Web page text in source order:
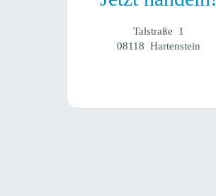
Talstraße 1
08118 Hartenstein